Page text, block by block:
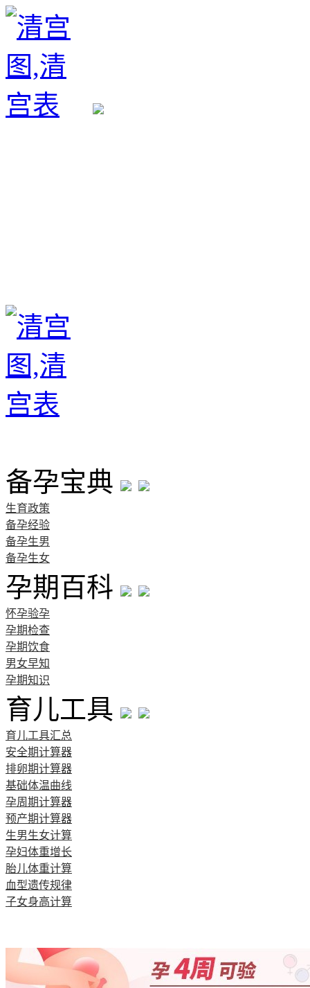
备孕宝典
生育政策
备孕经验
备孕生男
备孕生女
孕期百科
怀孕验孕
孕期检查
孕期饮食
男女早知
孕期知识
育儿工具
育儿工具汇总
安全期计算器
排卵期计算器
基础体温曲线
孕周期计算器
预产期计算器
生男生女计算
孕妇体重增长
胎儿体重计算
血型遗传规律
子女身高计算